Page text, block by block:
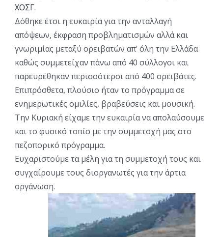
ΧΟΣΓ.
Δόθηκε έτσι η ευκαιρία για την ανταλλαγή
απόψεων, έκφραση προβληματισμών αλλά και
γνωριμίας μεταξύ ορειβατών απ’ όλη την Ελλάδα
καθώς συμμετείχαν πάνω από 40 σύλλογοι και
παρευρέθηκαν περισσότεροι από 400 ορειβάτες.
Επιπρόσθετα, πλούσιο ήταν το πρόγραμμα σε
ενημερωτικές ομιλίες, βραβεύσεις και μουσική.
Την Κυριακή είχαμε την ευκαιρία να απολαύσουμε
και το φυσικό τοπίο με την συμμετοχή μας στο
πεζοπορικό πρόγραμμα.
Ευχαριστούμε τα μέλη για τη συμμετοχή τους και
συγχαίρουμε τους διοργανωτές για την άρτια
οργάνωση.